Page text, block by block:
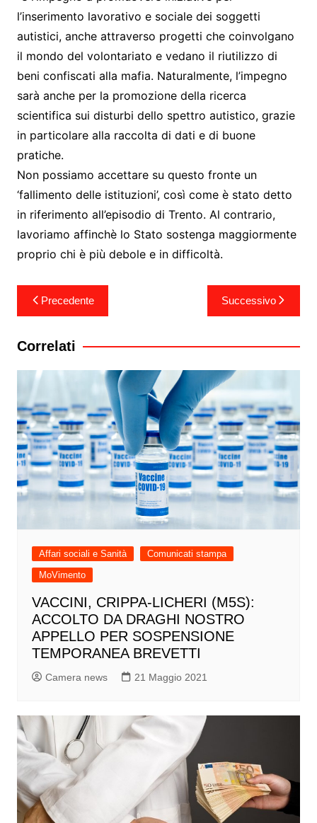
l’inserimento lavorativo e sociale dei soggetti
autistici, anche attraverso progetti che coinvolgano
il mondo del volontariato e vedano il riutilizzo di
beni confiscati alla mafia. Naturalmente, l’impegno
sarà anche per la promozione della ricerca
scientifica sui disturbi dello spettro autistico, grazie
in particolare alla raccolta di dati e di buone
pratiche.
Non possiamo accettare su questo fronte un
‘fallimento delle istituzioni’, così come è stato detto
in riferimento all’episodio di Trento. Al contrario,
lavoriamo affinchè lo Stato sostenga maggiormente
proprio chi è più debole e in difficoltà.
Navigazione
articoli
Precedente Successivo
Correlati
Affari sociali e Sanità
Comunicati stampa
MoVimento
VACCINI, CRIPPA-LICHERI (M5S):
ACCOLTO DA DRAGHI NOSTRO
APPELLO PER SOSPENSIONE
TEMPORANEA BREVETTI
Camera news 21 Maggio 2021